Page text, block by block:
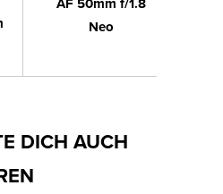
AF 50mm f/1.8
Neo
DICH AUCH